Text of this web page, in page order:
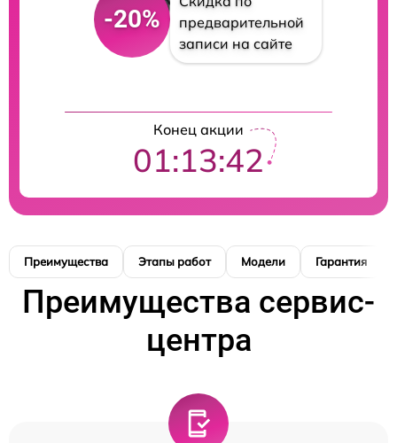
-20%
предварительной
записи на сайте
Конец акции
01:13:41
Преимущества Этапы работ Модели Гарантия
Преимущества сервис-
центра